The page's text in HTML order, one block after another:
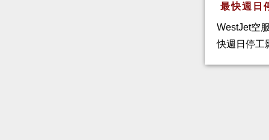
最快週日
WestJet空
快週日停工